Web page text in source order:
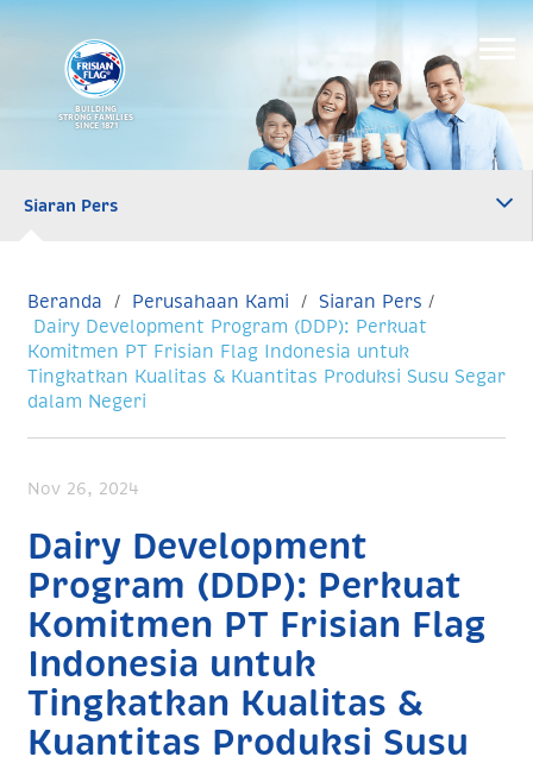
BUILDING
STRONG FAMILIES
SINCE 1871
Siaran Pers
Beranda Perusahaan Kami
Siaran Pers
Dairy Development Program (DDP): Perkuat
Komitmen PT Frisian Flag Indonesia untuk
Tingkatkan Kualitas & Kuantitas Produksi Susu Segar
dalam Negeri
Nov 26, 2024
Dairy Development
Program (DDP): Perkuat
Komitmen PT Frisian Flag
Indonesia untuk
Tingkatkan Kualitas &
Kuantitas Produksi Susu